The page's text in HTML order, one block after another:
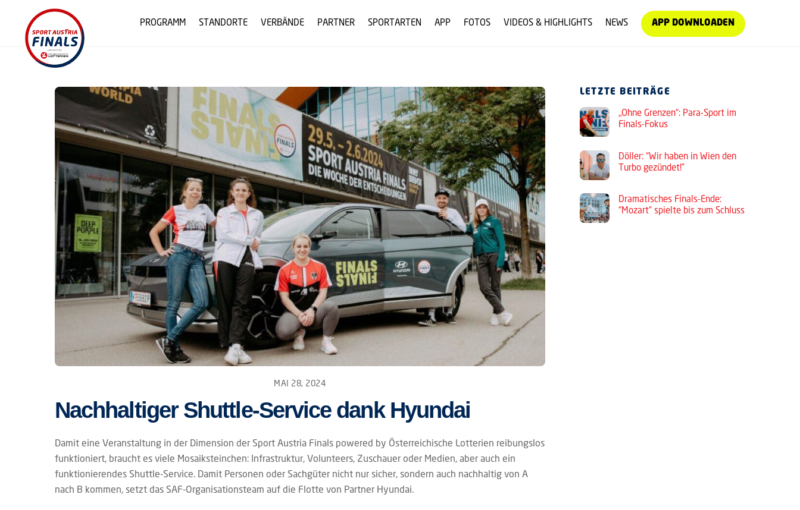
content
PROGRAMM STANDORTE VERBÄNDE PARTNER SPORTARTEN APP FOTOS VIDEOS & HIGHLIGHTS NEWS APP DOWNLOADEN
MAI 28, 2024
Nachhaltiger Shuttle-Service dank Hyundai
Damit eine Veranstaltung in der Dimension der Sport Austria Finals powered by Österreichische Lotterien reibungslos
funktioniert, braucht es viele Mosaiksteinchen: Infrastruktur, Volunteers, Zuschauer oder Medien, aber auch ein
funktionierendes Shuttle-Service. Damit Personen oder Sachgüter nicht nur sicher, sondern auch nachhaltig von A
nach B kommen, setzt das SAF-Organisationsteam auf die Flotte von Partner Hyundai.
LETZTE BEITRÄGE
„Ohne Grenzen“: Para-Sport im
Finals-Fokus
Döller: “Wir haben in Wien den
Turbo gezündet!”
Dramatisches Finals-Ende:
“Mozart” spielte bis zum Schluss